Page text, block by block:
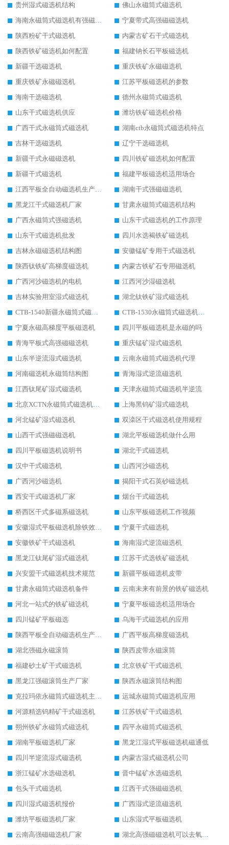
贵州湿式磁选机结构
佛山永磁筒式磁选机
海南永磁筒式磁选机有强磁的吗
宁夏带式高强磁磁选机
陕西粉矿干式磁选机
内蒙古矿石干式磁选机
陕西铁矿磁选机如何配置
福建钠长石平板磁选机
新疆干选磁选机
重庆铁矿永磁磁选机
重庆铁矿永磁磁选机
江苏平板磁选机的参数
海南干选磁选机
德州永磁筒式磁选机
山东干式磁选机供应
潍坊铁矿磁选机价格
广西干式永磁筒式磁选机
湖南ctb永磁筒式磁选机特点
吉林干选磁选机
辽宁干选磁选机
新疆干式永磁磁选机
四川铁矿磁选机如何配置
新疆干式磁选机
福建平板磁选机适用场合
江西平板全自动磁选机生产厂家
湖南干式强磁磁选机
黑龙江干式磁选机厂家
甘肃永磁筒式磁选机结构
广西永磁筒式强磁选机
山东干式磁选机的工作原理
山东干式磁选机批发
四川水选褐铁矿磁选机
吉林永磁磁选机结构图
安徽锰矿专用干式磁选机
陕西钛铁矿高梯度磁选机
内蒙古铁矿石专用磁选机
广西河沙磁选机的电机
江西河沙湿磁选机
吉林实验用室湿式磁选机
湖北钛铁矿湿式磁选机
CTB-1540新疆永磁筒式磁选机
CTB-1530永磁筒式磁选机代理商
宁夏永磁高梯度平板磁选机
四川平板磁选机是永磁的吗
青海平板式高强磁磁选机
重庆锰矿湿式磁选机
山东半逆流湿式磁选机
云南永磁筒式磁选机代理
河南磁选机永磁筒结构图
青海湿式逆流磁选机
江西钛尾矿湿式磁选机
天津永磁筒式磁选机半逆流
北京XCTN永磁筒式磁选机磁块位置
上海黑钨矿湿式磁选机
河北锰矿湿式磁选机
双滦区干式磁选机使用规程
山西干式强磁磁选机
湖北平板磁选机做什么用
四川平板磁选机说明书
湖北干式磁选机
汉中干式磁选机
山西河沙磁选机
广西河沙磁选机
揭阳干式石英砂磁选机
西安干式磁选机厂家
烟台干式磁选机
桥西区干式多磁系磁选机
山东平板磁选机工作视频
安徽湿式平板磁选机除铁效果怎么样
宁夏干式磁选机
安徽铁矿干式磁选机
海南湿式逆流磁选机
黑龙江钛尾矿湿式磁选机
江苏干式选铁矿磁选机
兴安盟干式磁选机技术规范
新疆平板磁选机皮带
甘肃永磁筒式磁选机备件
云南未来有前景的铁矿磁选机
河北一站式的铁矿磁选机
宁夏平板磁选机适用场合
四川锰矿平板磁选
乌海干式磁选机的应用
陕西平板全自动磁选机生产厂家
广西平板高梯度磁选机
湖北强磁永磁滚筒
陕西皮带永磁滚筒
福建砂土矿干式磁选机
北京铁矿干式磁选机
黑龙江强磁滚筒生产厂家
陕西永磁滚筒结构图
克拉玛依永磁筒式磁选机主要技术参数
运城永磁筒式磁选机应用
河源精选钨精矿干式磁选机
江苏铁矿干式磁选机
朔州铁矿永磁筒式磁选机
四平永磁筒式磁选机
湖南平板磁选机厂家
黑龙江湿式平板磁选机磁通低
四川半逆流湿式磁选机
内蒙古湿式磁选机公司
浙江锰矿水选磁选机
晋中锰矿水选磁选机
包头干式磁选机
江西干式强磁磁选机
四川湿式磁选机报价
广西湿式逆流磁选机
潍坊平板磁选机厂家
山东湿式平板磁选机
云南高强磁磁选机厂家
湖北高强磁磁选机可以去氧化铝